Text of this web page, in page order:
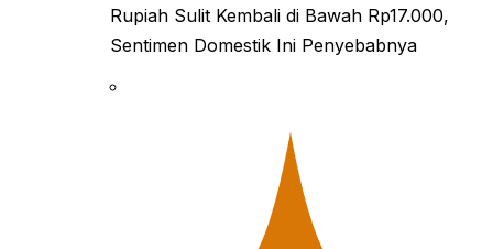
Rupiah Sulit Kembali di Bawah Rp17.000,
Sentimen Domestik Ini Penyebabnya